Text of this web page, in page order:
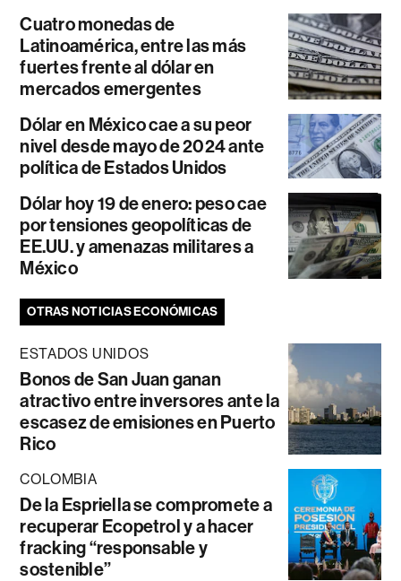
Cuatro monedas de
Latinoamérica, entre las más
fuertes frente al dólar en
mercados emergentes
Dólar en México cae a su peor
nivel desde mayo de 2024 ante
política de Estados Unidos
Dólar hoy 19 de enero: peso cae
por tensiones geopolíticas de
EE.UU. y amenazas militares a
México
OTRAS NOTICIAS ECONÓMICAS
ESTADOS UNIDOS
Bonos de San Juan ganan
atractivo entre inversores ante la
escasez de emisiones en Puerto
Rico
COLOMBIA
De la Espriella se compromete a
recuperar Ecopetrol y a hacer
fracking “responsable y
sostenible”